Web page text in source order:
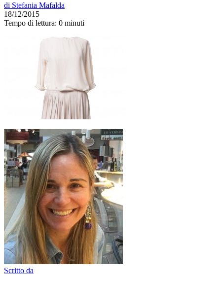
di Stefania Mafalda
18/12/2015
Tempo di lettura: 0 minuti
Scritto da